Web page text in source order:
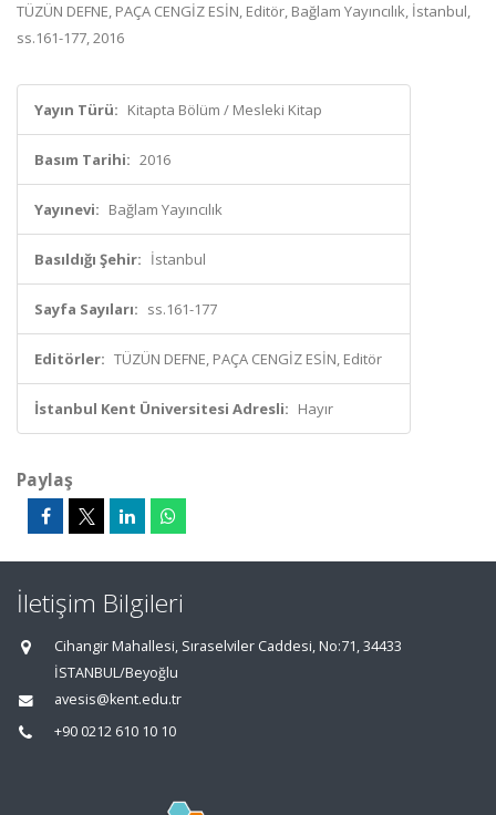
TÜZÜN DEFNE, PAÇA CENGİZ ESİN, Editör, Bağlam Yayıncılık, İstanbul,
ss.161-177, 2016
Yayın Türü: Kitapta Bölüm / Mesleki Kitap
Basım Tarihi: 2016
Yayınevi: Bağlam Yayıncılık
Basıldığı Şehir: İstanbul
Sayfa Sayıları: ss.161-177
Editörler: TÜZÜN DEFNE, PAÇA CENGİZ ESİN, Editör
İstanbul Kent Üniversitesi Adresli: Hayır
Paylaş
İletişim Bilgileri
Cihangir Mahallesi, Sıraselviler Caddesi, No:71, 34433
İSTANBUL/Beyoğlu
avesis@kent.edu.tr
+90 0212 610 10 10